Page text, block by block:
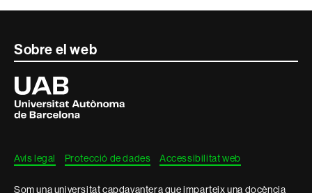
Contacte
informació
legal
Sobre el web
Universitat
Autònoma
de
Barcelona
Avís legal Protecció de dades Accessibilitat web
Som una universitat capdavantera que imparteix una docència